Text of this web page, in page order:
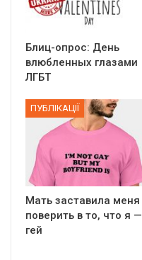
Блиц-опрос: День
влюбленных глазами
ЛГБТ
ПУБЛІКАЦІЇ
Мать заставила меня
поверить в то, что я —
гей